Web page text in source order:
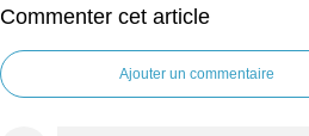
Commenter cet article
Ajouter un commentaire